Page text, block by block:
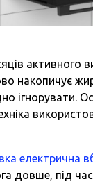
активного
накопичує
ігнорувати.
електрична
довше, під